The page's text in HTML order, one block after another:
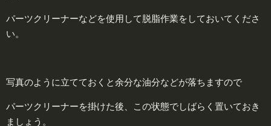
パーツクリーナーなどを使用して脱脂作業をしておいてくださ
い。
写真のように立てておくと余分な油分などが落ちますので
パーツクリーナーを掛けた後、この状態でしばらく置いておき
ましょう。